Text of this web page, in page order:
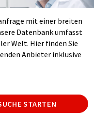
mit einer breiten
Datenbank umfasst
Welt. Hier finden Sie
Anbieter inklusive
STARTEN